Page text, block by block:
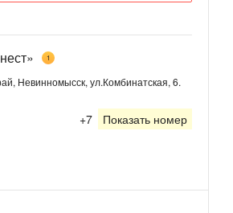
1
Невинномысск, ул.Комбинатская, 6.
+7 Показать номер